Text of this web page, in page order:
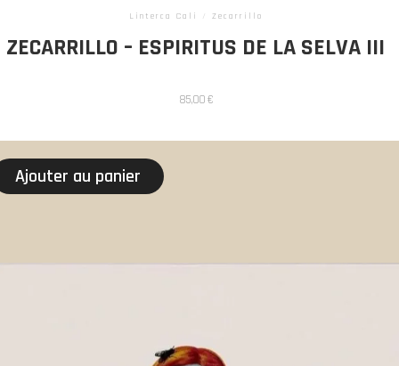
Linterca Cali Zecarrillo
ZECARRILLO – ESPIRITUS DE LA SELVA III
85,00€
Ajouter au panier